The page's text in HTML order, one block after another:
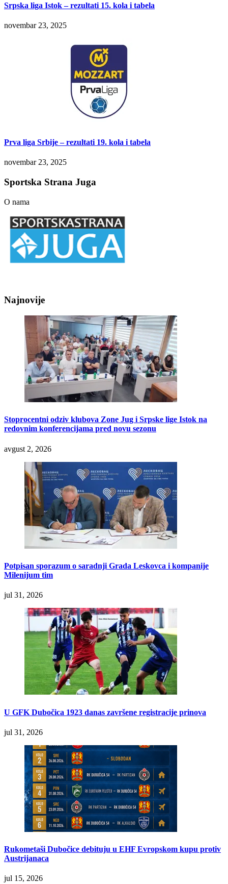
Srpska liga Istok – rezultati 15. kola i tabela
novembar 23, 2025
Prva liga Srbije – rezultati 19. kola i tabela
novembar 23, 2025
Sportska Strana Juga
O nama
Najnovije
Stoprocentni odziv klubova Zone Jug i Srpske lige Istok na
redovnim konferencijama pred novu sezonu
avgust 2, 2026
Potpisan sporazum o saradnji Grada Leskovca i kompanije
Milenijum tim
jul 31, 2026
U GFK Dubočica 1923 danas završene registracije prinova
jul 31, 2026
Rukometaši Dubočice debituju u EHF Evropskom kupu protiv
Austrijanaca
jul 15, 2026